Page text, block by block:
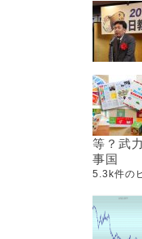
等？武
事国
5.3k件の